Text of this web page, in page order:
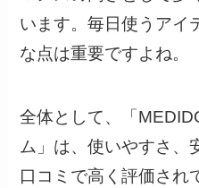
います。毎日使うアイ
な点は重要ですよね。
全体として、「
ム」は、使いやすさ、
口コミで高く評価され